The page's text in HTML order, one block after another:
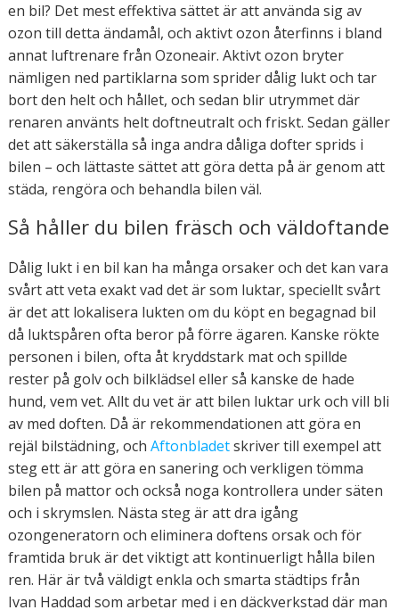
en bil? Det mest effektiva sättet är att använda sig av
ozon till detta ändamål, och aktivt ozon återfinns i bland
annat luftrenare från Ozoneair. Aktivt ozon bryter
nämligen ned partiklarna som sprider dålig lukt och tar
bort den helt och hållet, och sedan blir utrymmet där
renaren använts helt doftneutralt och friskt. Sedan gäller
det att säkerställa så inga andra dåliga dofter sprids i
bilen – och lättaste sättet att göra detta på är genom att
städa, rengöra och behandla bilen väl.
Så håller du bilen fräsch och väldoftande
Dålig lukt i en bil kan ha många orsaker och det kan vara
svårt att veta exakt vad det är som luktar, speciellt svårt
är det att lokalisera lukten om du köpt en begagnad bil
då luktspåren ofta beror på förre ägaren. Kanske rökte
personen i bilen, ofta åt kryddstark mat och spillde
rester på golv och bilklädsel eller så kanske de hade
hund, vem vet. Allt du vet är att bilen luktar urk och vill bli
av med doften. Då är rekommendationen att göra en
rejäl bilstädning, och Aftonbladetskriver till exempel att
steg ett är att göra en sanering och verkligen tömma
bilen på mattor och också noga kontrollera under säten
och i skrymslen. Nästa steg är att dra igång
ozongeneratorn och eliminera doftens orsak och för
framtida bruk är det viktigt att kontinuerligt hålla bilen
ren. Här är två väldigt enkla och smarta städtips från
Ivan Haddad som arbetar med i en däckverkstad där man